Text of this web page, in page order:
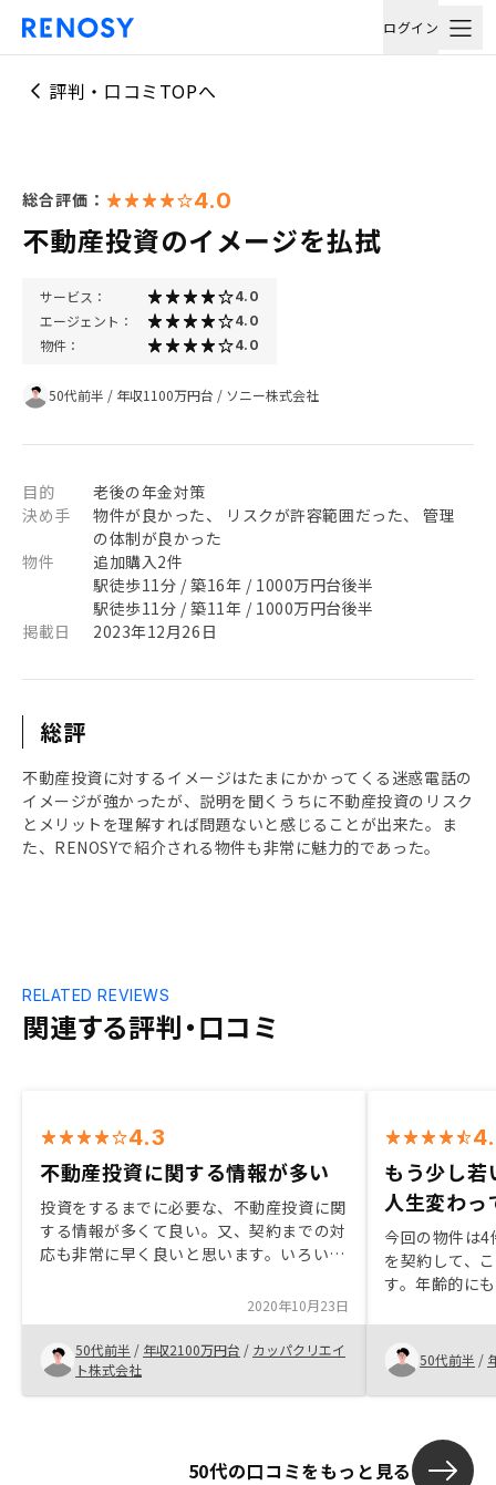
ログイン
評判・口コミTOPへ
総合評価： 4.0
不動産投資のイメージを払拭
サービス： 4.0
エージェント： 4.0
物件： 4.0
50代前半 / 年収1100万円台 / ソニー株式会社
目的
老後の年金対策
決め手
物件が良かった、 リスクが許容範囲だった、 管理
の体制が良かった
物件
追加購入2件
駅徒歩11分 / 築16年 / 1000万円台後半
駅徒歩11分 / 築11年 / 1000万円台後半
掲載日
2023年12月26日
総評
不動産投資に対するイメージはたまにかかってくる迷惑電話の
イメージが強かったが、説明を聞くうちに不動産投資のリスク
とメリットを理解すれば問題ないと感じることが出来た。ま
た、RENOSYで紹介される物件も非常に魅力的であった。
関連する評判・口コミ
RELATED REVIEWS
4.3
不動産投資に関する情報が多い
投資をするまでに必要な、不動産投資に関
する情報が多くて良い。又、契約までの対
応も非常に早く良いと思います。いろいろ
不動産投資の利点を比較出来るものが、
もっとあれば良いと思います。
2020年10月23日
50代前半 / 年収2100万円台 / カッパクリエイ
ト株式会社
もう少し若
人生変わっ
今回の物件は
を契約して、
す。年齢的に
の連絡。 断る
いしました。
想像していま
人生変わって
必要です。営
50代前半 /
50代の口コミをもっと見る